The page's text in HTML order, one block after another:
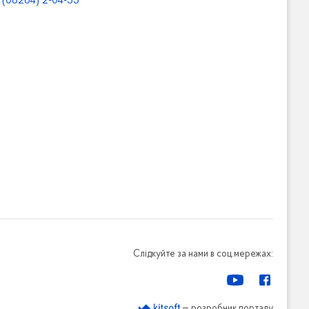
Слідкуйте за нами в соц.мережах: